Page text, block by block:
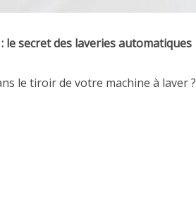
secret des laveries automatiques
le tiroir de votre machine à laver ?